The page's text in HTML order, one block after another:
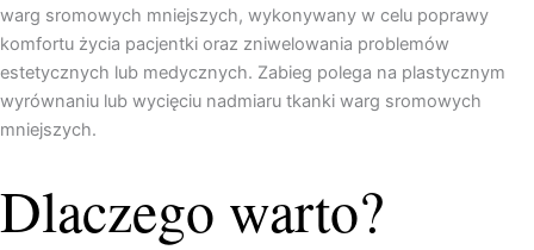
warg sromowych mniejszych, wykonywany w celu poprawy
komfortu życia pacjentki oraz zniwelowania problemów
estetycznych lub medycznych. Zabieg polega na plastycznym
wyrównaniu lub wycięciu nadmiaru tkanki warg sromowych
mniejszych.
Dlaczego warto?